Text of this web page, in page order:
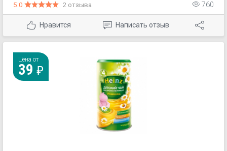
дистонии, как стимулирующее средство для
ускорения выздоровления после болезней и
операций, при пониженной работоспособности,
неврастенических и астенических состояниях, при
5.0 2 отзыва 760
Нравится Написать отзыв
Цена от
39